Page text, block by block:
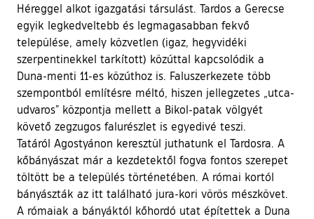
Héreggel alkot igazgatási társulást. Tardos a Gerecse
egyik legkedveltebb és legmagasabban fekvő
települése, amely közvetlen (igaz, hegyvidéki
szerpentinekkel tarkított) közúttal kapcsolódik a
Duna-menti 11-es közúthoz is. Faluszerkezete több
szempontból említésre méltó, hiszen jellegzetes „utca-
udvaros” központja mellett a Bikol-patak völgyét
követő zegzugos falurészlet is egyedivé teszi.
Tatáról Agostyánon keresztül juthatunk el Tardosra. A
kőbányászat már a kezdetektől fogva fontos szerepet
töltött be a település történetében. A római kortól
bányászták az itt található jura-kori vörös mészkövet.
A rómaiak a bányáktól kőhordó utat építettek a Duna